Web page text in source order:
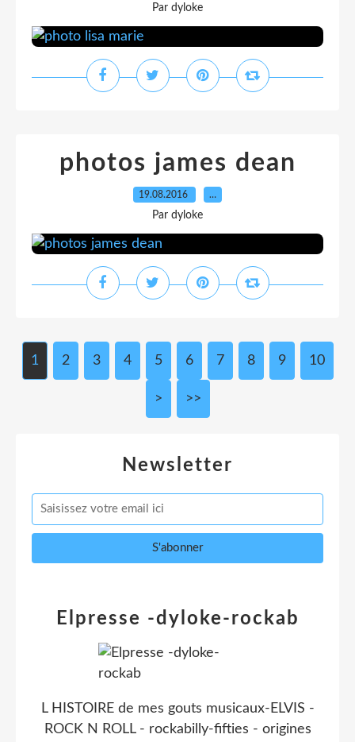
Par dyloke
photos james dean
19.08.2016 …
Par dyloke
1 2 3 4 5 6 7 8 9 10
> >>
Newsletter
Elpresse -dyloke-rockab
L HISTOIRE de mes gouts musicaux-ELVIS -
ROCK N ROLL - rockabilly-fifties - origines